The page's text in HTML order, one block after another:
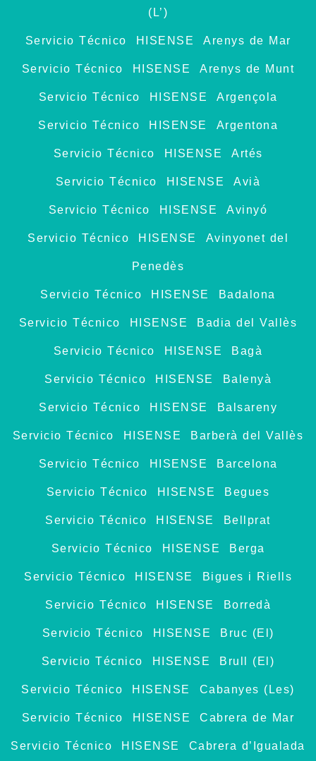
(L’)
Servicio Técnico HISENSE Arenys de Mar
Servicio Técnico HISENSE Arenys de Munt
Servicio Técnico HISENSE Argençola
Servicio Técnico HISENSE Argentona
Servicio Técnico HISENSE Artés
Servicio Técnico HISENSE Avià
Servicio Técnico HISENSE Avinyó
Servicio Técnico HISENSE Avinyonet del
Penedès
Servicio Técnico HISENSE Badalona
Servicio Técnico HISENSE Badia del Vallès
Servicio Técnico HISENSE Bagà
Servicio Técnico HISENSE Balenyà
Servicio Técnico HISENSE Balsareny
Servicio Técnico HISENSE Barberà del Vallès
Servicio Técnico HISENSE Barcelona
Servicio Técnico HISENSE Begues
Servicio Técnico HISENSE Bellprat
Servicio Técnico HISENSE Berga
Servicio Técnico HISENSE Bigues i Riells
Servicio Técnico HISENSE Borredà
Servicio Técnico HISENSE Bruc (El)
Servicio Técnico HISENSE Brull (El)
Servicio Técnico HISENSE Cabanyes (Les)
Servicio Técnico HISENSE Cabrera de Mar
Servicio Técnico HISENSE Cabrera d’Igualada